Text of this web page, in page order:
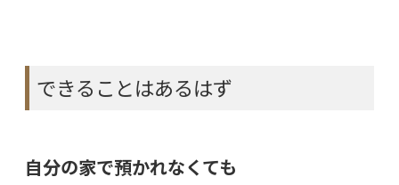
できることはあるはず
自分の家で預かれなくても